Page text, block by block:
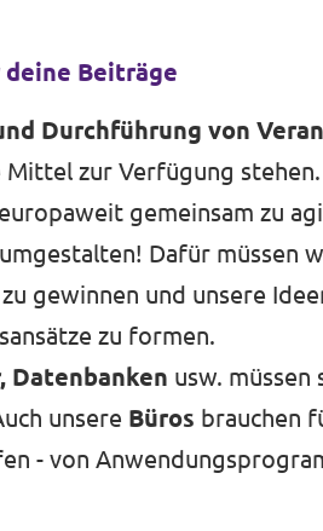
Beiträge
Durchführung von
Mittel zur Verfügung
gemeinsam zu
Dafür müssen
gewinnen und unsere
zu formen.
Datenbanken usw.
unsere Büros brauchen
- von